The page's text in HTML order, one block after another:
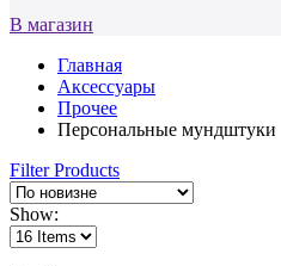
В магазин
Главная
Аксессуары
Прочее
Персональные мундштуки
Filter Products
Show: